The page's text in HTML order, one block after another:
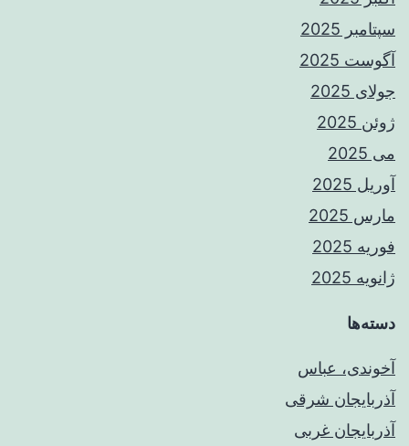
سپتامبر 2025
آگوست 2025
جولای 2025
ژوئن 2025
می 2025
آوریل 2025
مارس 2025
فوریه 2025
ژانویه 2025
دسته‌ها
آخوندی، عباس
آذربایجان شرقی
آذربایجان غربی